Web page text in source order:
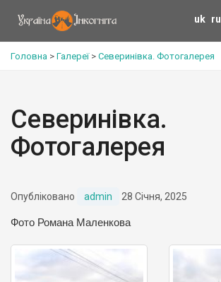
uk ru
Головна > Галереї> Северинівка. Фотогалерея
Северинівка.
Фотогалерея
Опубліковано admin 28 Січня, 2025
Фото Романа Маленкова